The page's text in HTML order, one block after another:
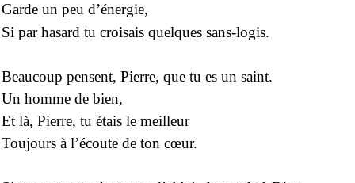
Garde un peu d’énergie,
Si par hasard tu croisais quelques sans-logis.
Beaucoup pensent, Pierre, que tu es un saint.
Un homme de bien,
Et là, Pierre, tu étais le meilleur
Toujours à l’écoute de ton cœur.